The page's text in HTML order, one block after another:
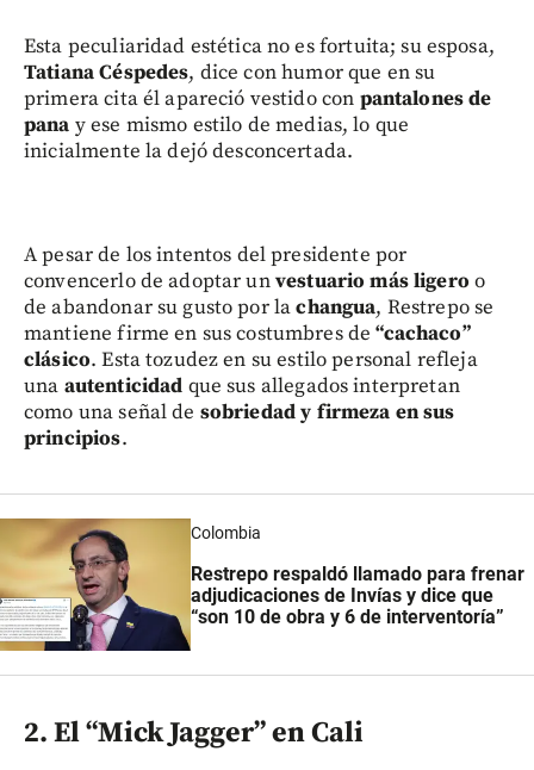
Esta peculiaridad estética no es fortuita; su esposa,
Tatiana Céspedes, dice con humor que en su
primera cita él apareció vestido con pantalones de
pana y ese mismo estilo de medias, lo que
inicialmente la dejó desconcertada.
A pesar de los intentos del presidente por
convencerlo de adoptar unvestuario más ligero o
de abandonar su gusto por lachangua, Restrepo se
mantiene firme en sus costumbres de“cachaco”
clásico. Esta tozudez en su estilo personal refleja
una autenticidad que sus allegados interpretan
como una señal de sobriedad y firmeza en sus
principios.
Colombia
Restrepo respaldó llamado para frenar
adjudicaciones de Invías y dice que
“son 10 de obra y 6 de interventoría”
2. El “Mick Jagger” en Cali